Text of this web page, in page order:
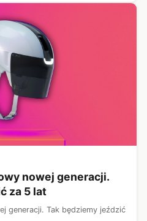
nowej generacji.
za 5 lat
generacji. Tak będziemy jeździć